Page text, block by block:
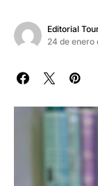
Editorial
24 de enero